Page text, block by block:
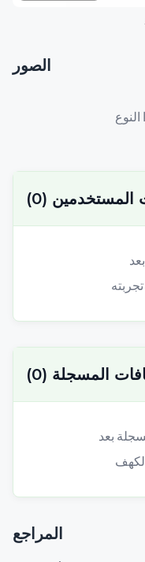
الصور
المستخدمين (
0
)
المسجلة (
0
)
المراجع